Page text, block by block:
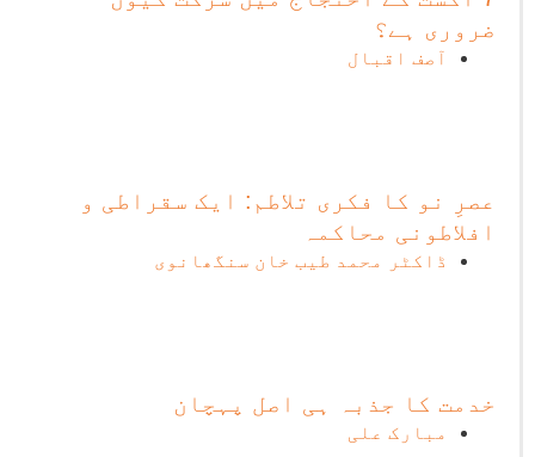
ضروری ہے؟
آصف اقبال
عصرِ نو کا فکری تلاطم: ایک سقراطی و
افلاطونی محاکمہ
ڈاکٹر محمد طیب خان سنگھانوی
خدمت کا جذبہ ہی اصل پہچان
مبارک علی